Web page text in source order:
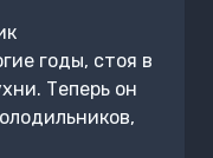
годы, стоя в
Теперь он